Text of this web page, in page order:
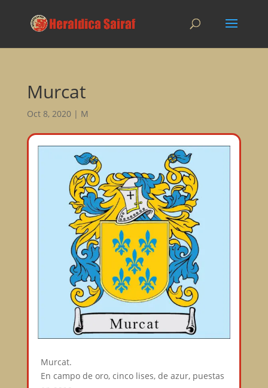
Murcat
Oct 8, 2020| M
Murcat.
En campo de oro, cinco lises, de azur, puestas